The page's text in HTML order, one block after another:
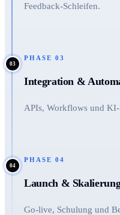
Feedback-Schleifen.
03
PHASE 03
Integration &
APIs, Workflows und
04
PHASE 04
Launch &
Go-live, Schulung und